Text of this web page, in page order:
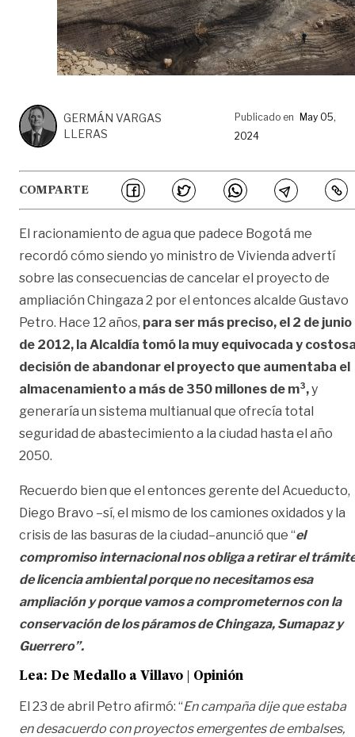
GERMÁN VARGAS
LLERAS
Publicado en May 05,
2024
COMPARTE
El racionamiento de agua que padece Bogotá me
recordó cómo siendo yo ministro de Vivienda advertí
sobre las consecuencias de cancelar el proyecto de
ampliación Chingaza 2 por el entonces alcalde Gustavo
Petro. Hace 12 años, para ser más preciso, el 2 de junio
de 2012, la Alcaldía tomó la muy equivocada y
decisión de abandonar el proyecto que aumentaba el
almacenamiento a más de 350 millones de m³,y
generaría un sistema multianual que ofrecía total
seguridad de abastecimiento a la ciudad hasta el año
2050.
Recuerdo bien que el entonces gerente del Acueducto,
Diego Bravo –sí, el mismo de los camiones oxidados y la
crisis de las basuras de la ciudad–anunció que “el
compromiso internacional nos obliga a retirar el
de licencia ambiental porque no necesitamos esa
ampliación y porque vamos a comprometernos con la
conservación de los páramos de Chingaza, Sumapaz y
Guerrero”.
Lea: De Medallo a Villavo | Opinión
El 23 de abril Petro afirmó: “En campaña dije que estaba
en desacuerdo con proyectos emergentes de embalses,